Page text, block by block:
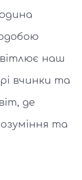
наш
вчинки та
де
та